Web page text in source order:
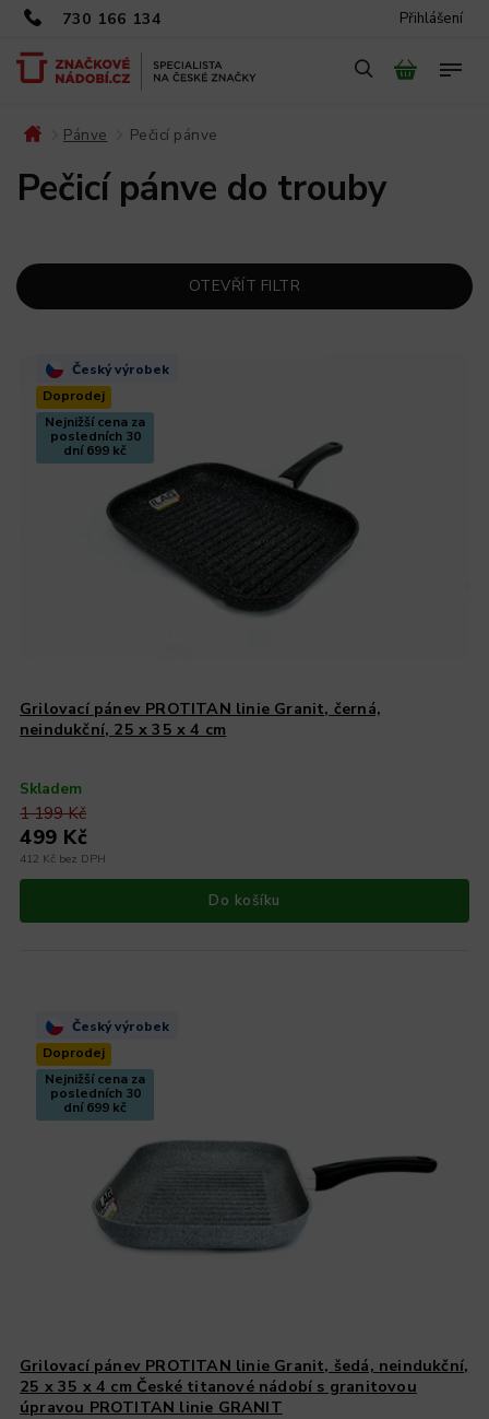
730 166 134 Přihlášení
Pánve Pečicí pánve
Pečicí pánve do trouby
OTEVŘÍT FILTR
Český výrobek
Doprodej
Nejnižší cena za
posledních 30
dní 699 kč
Grilovací pánev PROTITAN linie Granit, černá,
neindukční, 25 x 35 x 4 cm
Skladem
412 Kč bez DPH
1 199 Kč
499 Kč
Do košíku
Český výrobek
Doprodej
Nejnižší cena za
posledních 30
dní 699 kč
Grilovací pánev PROTITAN linie Granit, šedá, neindukční,
25 x 35 x 4 cm České titanové nádobí s granitovou
úpravou PROTITAN linie GRANIT